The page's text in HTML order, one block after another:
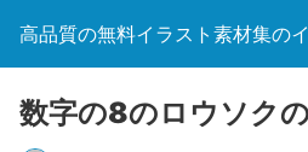
高品質の無料イラスト素材集の
数字の8のロウソク